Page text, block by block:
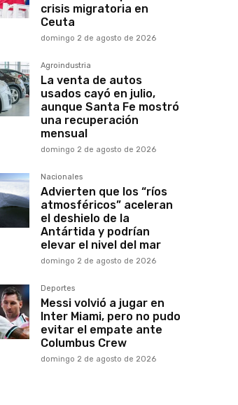
crisis migratoria en
Ceuta
domingo 2 de agosto de 2026
Agroindustria
La venta de autos
usados cayó en julio,
aunque Santa Fe mostró
una recuperación
mensual
domingo 2 de agosto de 2026
Nacionales
Advierten que los “ríos
atmosféricos” aceleran
el deshielo de la
Antártida y podrían
elevar el nivel del mar
domingo 2 de agosto de 2026
Deportes
Messi volvió a jugar en
Inter Miami, pero no pudo
evitar el empate ante
Columbus Crew
domingo 2 de agosto de 2026